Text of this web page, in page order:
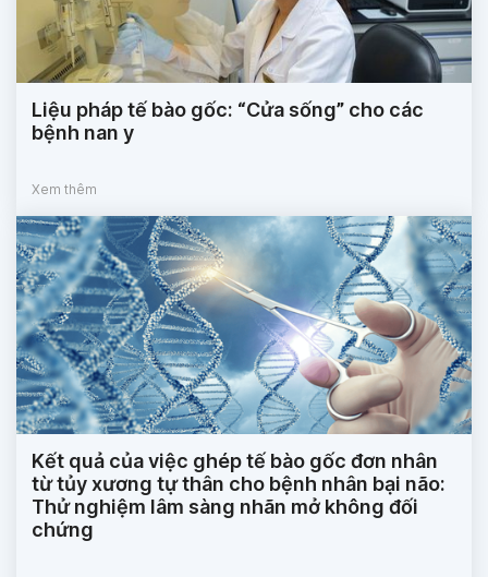
Liệu pháp tế bào gốc: “Cửa sống” cho các
bệnh nan y
Xem thêm
Kết quả của việc ghép tế bào gốc đơn nhân
từ tủy xương tự thân cho bệnh nhân bại não:
Thử nghiệm lâm sàng nhãn mở không đối
chứng